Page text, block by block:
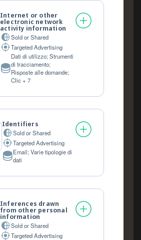
Internet or other
electronic network
activity information
Sold or Shared
Targeted Advertising
Personal
Data
Dati di utilizzo; Strumenti
di tracciamento;
Risposte alle domande;
Clic + 7
Identifiers
Sold or Shared
Targeted Advertising
Personal
processed:
Email; Varie tipologie di
dati
Inferences drawn
from other personal
information
Sold or Shared
Targeted Advertising